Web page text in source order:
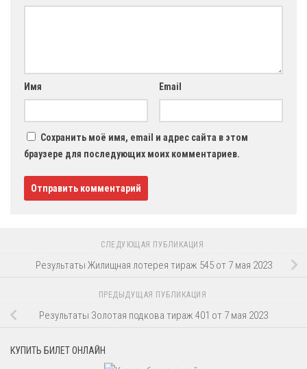
Имя Email
Сохранить моё имя, email и адрес сайта в этом
браузере для последующих моих комментариев.
СЛЕДУЮЩАЯ ПУБЛИКАЦИЯ
Результаты Жилищная лотерея тираж 545 от 7 мая 2023
ПРЕДЫДУЩАЯ ПУБЛИКАЦИЯ
Результаты Золотая подкова тираж 401 от 7 мая 2023
КУПИТЬ БИЛЕТ ОНЛАЙН